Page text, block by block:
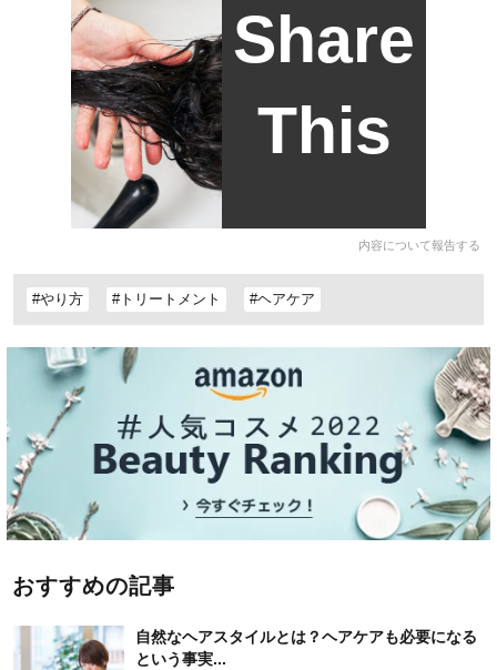
Share
This
内容について報告する
#やり方 #トリートメント #ヘアケア
おすすめの記事
自然なヘアスタイルとは？ヘアケアも必要になる
という事実...